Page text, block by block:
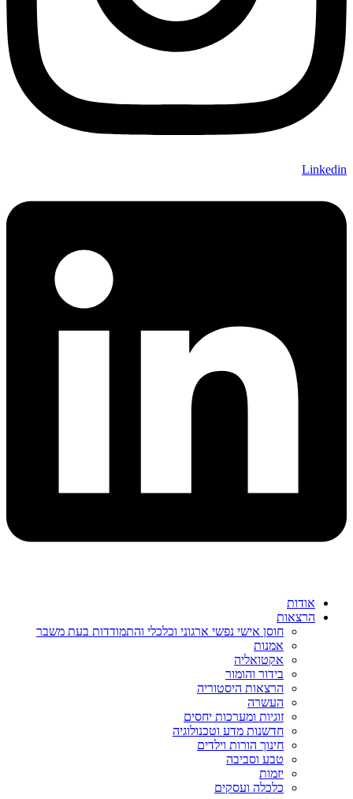
Linkedin
אודות
הרצאות
חוסן אישי נפשי ארגוני וכלכלי והתמודדות בעת משבר
אמנות
אקטואליה
בידור והומור
הרצאות היסטוריה
העשרה
זוגיות ומערכות יחסים
חדשנות מדע וטכנולוגיה
חינוך הורות וילדים
טבע וסביבה
יזמות
כלכלה ועסקים